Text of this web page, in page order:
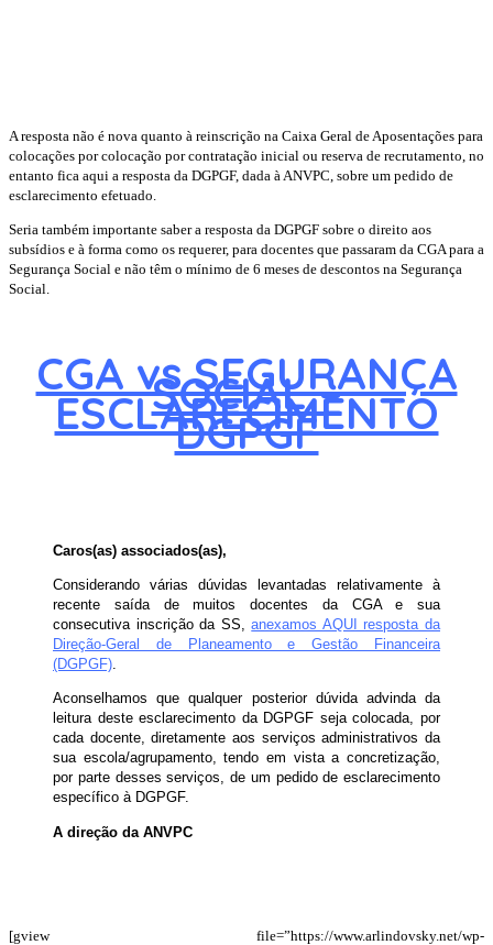
A resposta não é nova quanto à reinscrição na Caixa Geral de Aposentações para
colocações por colocação por contratação inicial ou reserva de recrutamento, no
entanto fica aqui a resposta da DGPGF, dada à ANVPC, sobre um pedido de
esclarecimento efetuado.
Seria também importante saber a resposta da DGPGF sobre o direito aos
subsídios e à forma como os requerer, para docentes que passaram da CGA para a
Segurança Social e não têm o mínimo de 6 meses de descontos na Segurança
Social.
CGA vs SEGURANÇA
SOCIAL –
ESCLARECIMENTO
DGPGF
Caros(as) associados(as),
Considerando várias dúvidas levantadas relativamente à
recente saída de muitos docentes da CGA e sua
consecutiva inscrição da SS,anexamos AQUI resposta da
Direção-Geral de Planeamento e Gestão Financeira
(DGPGF).
Aconselhamos que qualquer posterior dúvida advinda da
leitura deste esclarecimento da DGPGF seja colocada, por
cada docente, diretamente aos serviços administrativos da
sua escola/agrupamento, tendo em vista a concretização,
por parte desses serviços, de um pedido de esclarecimento
específico à DGPGF.
A direção da ANVPC
[gview file=”https://www.arlindovsky.net/wp-